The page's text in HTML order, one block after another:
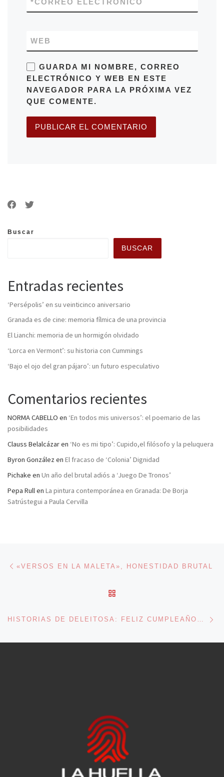
WEB
GUARDA MI NOMBRE, CORREO
ELECTRÓNICO Y WEB EN ESTE
NAVEGADOR PARA LA PRÓXIMA VEZ
QUE COMENTE.
Buscar
BUSCAR
Entradas recientes
‘Persépolis’ en su veinticinco aniversario
Granada es de cine: memoria fílmica de una provincia
El Lianchi: memoria de un hormigón olvidado
‘Lorca en Vermont’: su historia con Cummings
‘Bajo el ojo del gran pájaro’: un futuro especulativo
Comentarios recientes
NORMA CABELLO en ‘En todos mis universos’: el poemario de las
posibilidades
Clauss Belalcázaren ‘No es mi tipo’: Cupido,el filósofo y la peluquera
Byron González en El fracaso de ‘Colonia’ Dignidad
Pichake en Un año del brutal adiós a ‘Juego De Tronos’
Pepa Rullen La pintura contemporánea en Granada: De Borja
Satrústegui a Paula Cervilla
Navegación de entradas
«VERSOS EN LA MALETA», HONESTIDAD BRUTAL
HISTORIAS DE DELEITOSA: FELIZ CUMPLEAÑOS…